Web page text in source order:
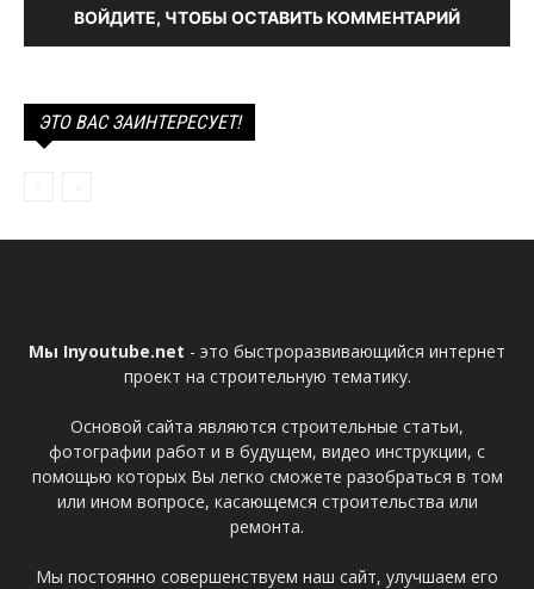
ВОЙДИТЕ, ЧТОБЫ ОСТАВИТЬ КОММЕНТАРИЙ
ЭТО ВАС ЗАИНТЕРЕСУЕТ!
Мы Inyoutube.net - это быстроразвивающийся интернет
проект на строительную тематику.
Основой сайта являются строительные статьи,
фотографии работ и в будущем, видео инструкции, с
помощью которых Вы легко сможете разобраться в том
или ином вопросе, касающемся строительства или
ремонта.
Мы постоянно совершенствуем наш сайт, улучшаем его